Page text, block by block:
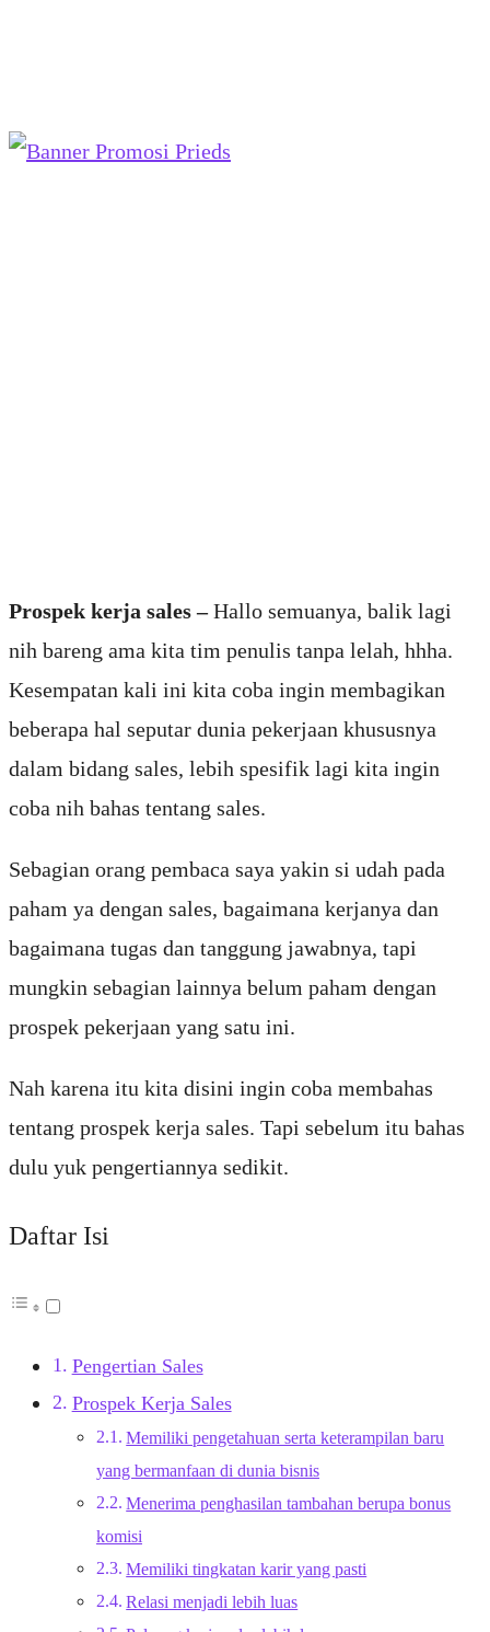
Prospek kerja sales –Hallo semuanya, balik lagi
nih bareng ama kita tim penulis tanpa lelah, hhha.
Kesempatan kali ini kita coba ingin membagikan
beberapa hal seputar dunia pekerjaan khususnya
dalam bidang sales, lebih spesifik lagi kita ingin
coba nih bahas tentang sales.
Sebagian orang pembaca saya yakin si udah pada
paham ya dengan sales, bagaimana kerjanya dan
bagaimana tugas dan tanggung jawabnya, tapi
mungkin sebagian lainnya belum paham dengan
prospek pekerjaan yang satu ini.
Nah karena itu kita disini ingin coba membahas
tentang prospek kerja sales. Tapi sebelum itu bahas
dulu yuk pengertiannya sedikit.
Daftar Isi
Pengertian Sales
Prospek Kerja Sales
Memiliki pengetahuan serta keterampilan baru
yang bermanfaan di dunia bisnis
Menerima penghasilan tambahan berupa bonus
komisi
Memiliki tingkatan karir yang pasti
Relasi menjadi lebih luas